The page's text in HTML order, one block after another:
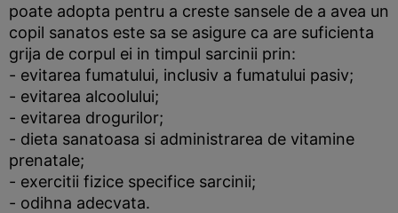
poate adopta pentru a creste sansele de a avea un
copil sanatos este sa se asigure ca are suficienta
grija de corpul ei in timpul sarcinii prin:
- evitarea fumatului, inclusiv a fumatului pasiv;
- evitarea alcoolului;
- evitarea drogurilor;
- dieta sanatoasa si administrarea de vitamine
prenatale;
- exercitii fizice specifice sarcinii;
- odihna adecvata.